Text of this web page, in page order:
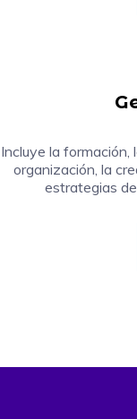
Incluye la
organización, la
estrategias